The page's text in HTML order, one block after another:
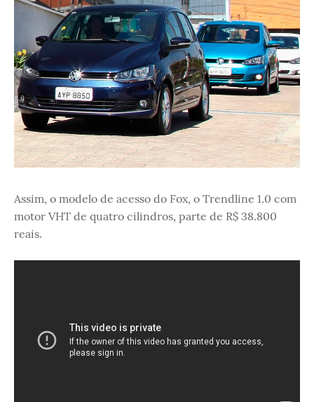
Assim, o modelo de acesso do Fox, o Trendline 1.0 com
motor VHT de quatro cilindros, parte de R$ 38.800
reais.